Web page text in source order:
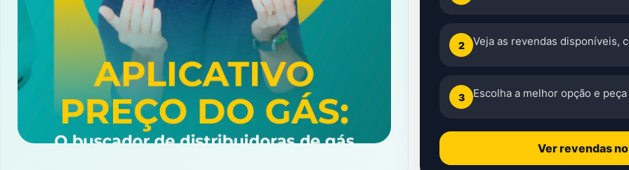
2 Veja as revendas disponíveis,
3 Escolha a melhor opção e
Ver revendas